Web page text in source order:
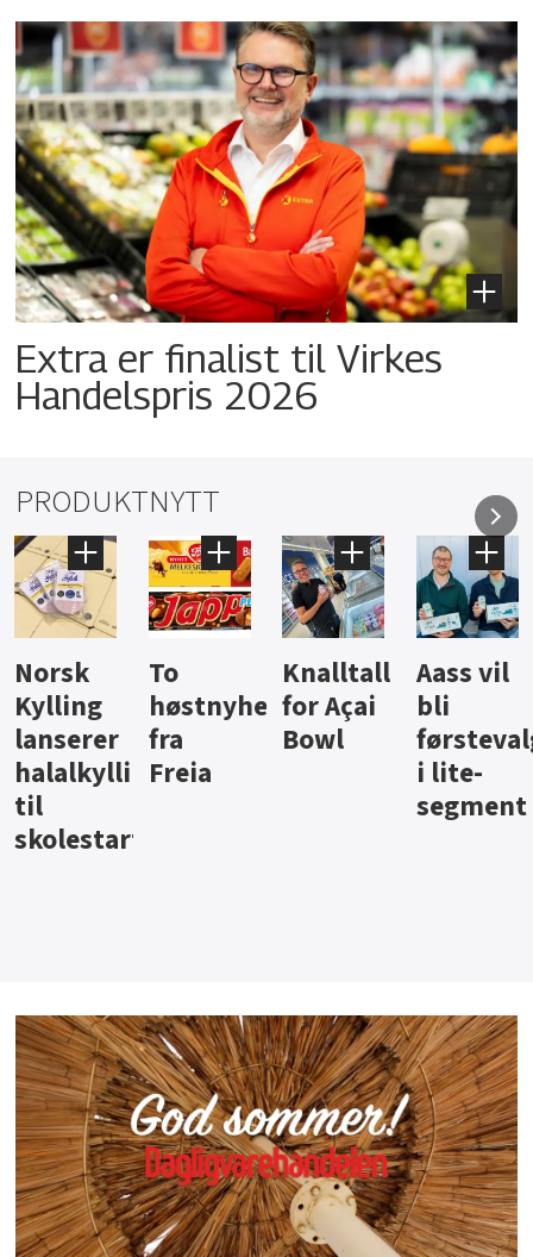
Extra er finalist til Virkes
Handelspris 2026
PRODUKTNYTT
Knalltall
for Açai
Bowl
Aass vil
bli
førstevalg
i lite-
Brus og
jus fra
Berentsen
Hard
iste fra
Hansa